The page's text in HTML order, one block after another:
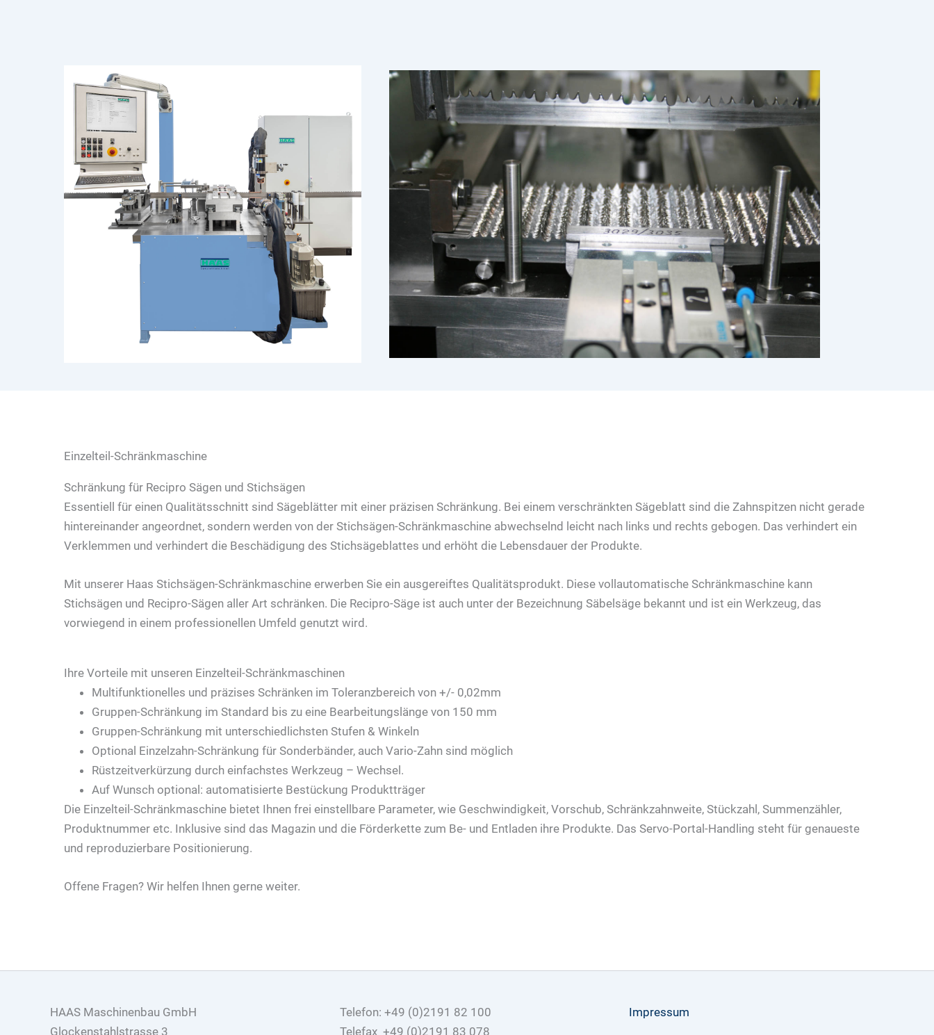
Einzelteil-Schränkmaschine
Schränkung für Recipro Sägen und Stichsägen
Essentiell für einen Qualitätsschnitt sind Sägeblätter mit einer präzisen Schränkung. Bei einem verschränkten Sägeblatt sind die Zahnspitzen nicht gerade
hintereinander angeordnet, sondern werden von der Stichsägen-Schränkmaschine abwechselnd leicht nach links und rechts gebogen. Das verhindert ein
Verklemmen und verhindert die Beschädigung des Stichsägeblattes und erhöht die Lebensdauer der Produkte.
Mit unserer Haas Stichsägen-Schränkmaschine erwerben Sie ein ausgereiftes Qualitätsprodukt. Diese vollautomatische Schränkmaschine kann
Stichsägen und Recipro-Sägen aller Art schränken. Die Recipro-Säge ist auch unter der Bezeichnung Säbelsäge bekannt und ist ein Werkzeug, das
vorwiegend in einem professionellen Umfeld genutzt wird.
Ihre Vorteile mit unseren Einzelteil-Schränkmaschinen
Multifunktionelles und präzises Schränken im Toleranzbereich von +/- 0,02mm
Gruppen-Schränkung im Standard bis zu eine Bearbeitungslänge von 150 mm
Gruppen-Schränkung mit unterschiedlichsten Stufen & Winkeln
Optional Einzelzahn-Schränkung für Sonderbänder, auch Vario-Zahn sind möglich
Rüstzeitverkürzung durch einfachstes Werkzeug – Wechsel.
Auf Wunsch optional: automatisierte Bestückung Produktträger
Die Einzelteil-Schränkmaschine bietet Ihnen frei einstellbare Parameter, wie Geschwindigkeit, Vorschub, Schränkzahnweite, Stückzahl, Summenzähler,
Produktnummer etc. Inklusive sind das Magazin und die Förderkette zum Be- und Entladen ihre Produkte. Das Servo-Portal-Handling steht für genaueste
und reproduzierbare Positionierung.
Offene Fragen? Wir helfen Ihnen gerne weiter.
HAAS Maschinenbau GmbH
Glockenstahlstrasse 3
Telefon: +49 (0)2191 82 100
Telefax +49 (0)2191 83 078
Impressum